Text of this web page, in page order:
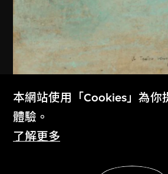
阿爾多．羅西
意大利威尼斯世界劇場
本網站使用「Cookies」為你
體驗。
了解更多
展示更多